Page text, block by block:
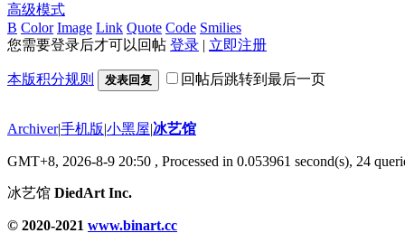
高级模式
B Color Image Link Quote Code Smilies
您需要登录后才可以回帖 登录 | 立即注册
本版积分规则 发表回复 回帖后跳转到最后一页
Archiver|手机版|小黑屋|冰艺馆
GMT+8, 2026-8-9 20:50 , Processed in 0.053961 second(s), 24
冰艺馆 DiedArt Inc.
© 2020-2021 www.binart.cc